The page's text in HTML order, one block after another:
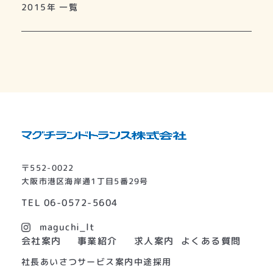
2015年 一覧
〒552-0022
大阪市港区海岸通1丁目5番29号
TEL06-0572-5604
maguchi_lt
会社案内
社長あいさつ
事業紹介
サービス案内
求人案内
中途採用
よくある質問